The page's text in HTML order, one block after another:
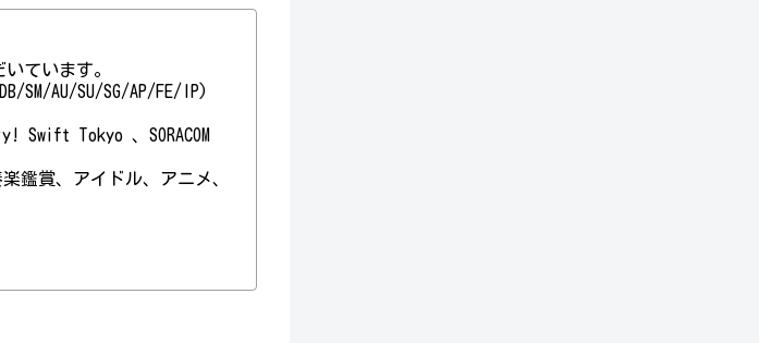
ています。
SM/AU/SU/SG/AP/FE/IP)
Swift Tokyo 、SORACOM
鑑賞、アイドル、アニメ、